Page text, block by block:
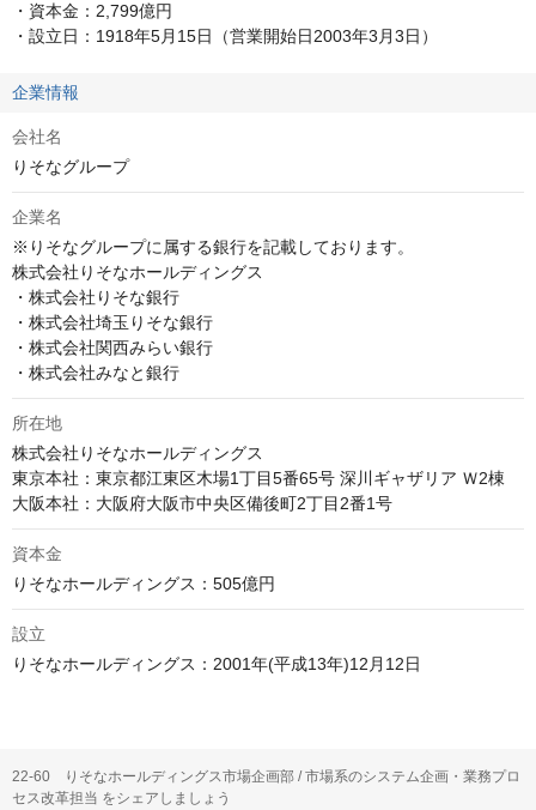
・資本金：2,799億円
・設立日：1918年5月15日（営業開始日2003年3月3日）
企業情報
会社名
りそなグループ
企業名
※りそなグループに属する銀行を記載しております。
株式会社りそなホールディングス
・株式会社りそな銀行
・株式会社埼玉りそな銀行
・株式会社関西みらい銀行
・株式会社みなと銀行
所在地
株式会社りそなホールディングス
東京本社：東京都江東区木場1丁目5番65号 深川ギャザリア Ｗ2棟
資本金
設立
りそなホールディングス：2001年(平成13年)12月12日
22-60 りそなホールディングス市場企画部 / 市場系のシステム企画・業務プロ
セス改革担当 をシェアしましょう